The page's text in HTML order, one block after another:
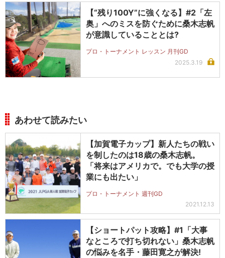
【“残り100Y”に強くなる】#2「左
奥」へのミスを防ぐために桑木志帆
が意識していることとは?
プロ・トーナメント レッスン 月刊GD
2025.3.19
あわせて読みたい
【加賀電子カップ】新人たちの戦い
を制したのは18歳の桑木志帆。
「将来はアメリカで。でも大学の授
業にも出たい」
プロ・トーナメント 週刊GD
2021.12.13
【ショートパット攻略】#1「大事
なところで打ち切れない」桑木志帆
の悩みを名手・藤田寛之が解決!